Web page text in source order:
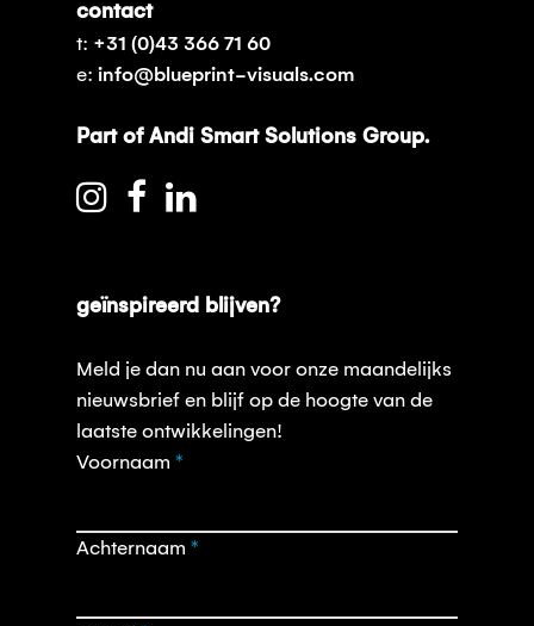
contact
t: +31 (0)43 366 71 60
e: info@blueprint-visuals.com
Part of Andi Smart Solutions Group.
geïnspireerd blijven?
Meld je dan nu aan voor onze maandelijks
nieuwsbrief en blijf op de hoogte van de
laatste ontwikkelingen!
Opt-
Voornaam *
Achternaam *